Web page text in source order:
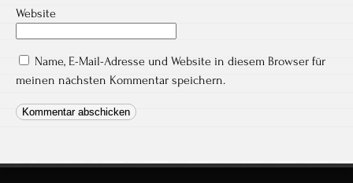
Website
Name, E-Mail-Adresse und Website in diesem Browser für
meinen nächsten Kommentar speichern.